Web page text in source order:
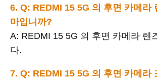
6. Q: REDMI 15 5G 의 후면 카메라
마입니까?
A: REDMI 15 5G 의 후면 카메라 렌
다.
7. Q: REDMI 15 5G 의 후면 카메라